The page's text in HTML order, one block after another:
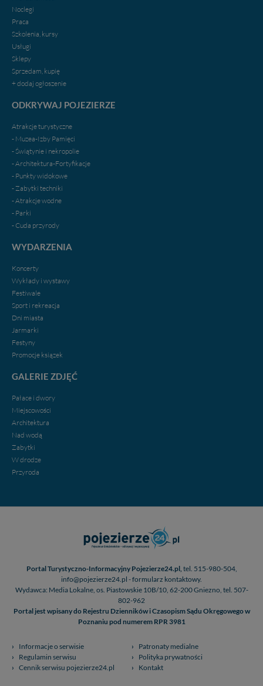
Noclegi
Praca
Szkolenia, kursy
Usługi
Sklepy
Sprzedam, kupię
+ dodaj ogłoszenie
ODKRYWAJ POJEZIERZE
Atrakcje turystyczne
- Muzea-Izby Pamięci
- Świątynie i nekropolie
- Architektura-Fortyfikacje
- Punkty widokowe
- Zabytki techniki
- Atrakcje wodne
- Parki
- Cuda przyrody
WYDARZENIA
Koncerty
Wykłady i wystawy
Festiwale
Sport i rekreacja
Dni miasta
Jarmarki
Festyny
Promocje ksiązek
GALERIE ZDJĘĆ
Pałace i dwory
Miejscowości
Architektura
Nad wodą
Zabytki
W drodze
Przyroda
Portal Turystyczno-Informacyjny Pojezierze24.pl, tel. 515-980-504,
info@pojezierze24.pl - formularz kontaktowy.
Wydawca: Media Lokalne, os. Piastowskie 10B/10, 62-200 Gniezno, tel. 507-
802-962
Portal jest wpisany do Rejestru Dzienników i Czasopism Sądu Okręgowego w
Poznaniu pod numerem RPR 3981
Informacje o serwisie
Patronaty medialne
Regulamin serwisu
Polityka prywatności
Cennik serwisu pojezierze24.pl
Kontakt